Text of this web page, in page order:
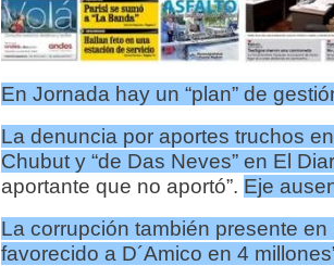
En Jornada hay un “plan” de
La denuncia por aportes truchos
Chubut y “de Das Neves” en El
aportante que no aportó”. Eje
La corrupción también presente
favorecido a D´Amico en 4